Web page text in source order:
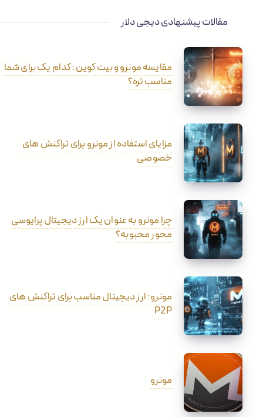
مقالات پیشنهادی دیجی دلار
مقایسه مونرو و بیت کوین: کدام یک برای شما
مناسب تره؟
مزایای استفاده از مونرو برای تراکنش های
خصوصی
چرا مونرو به عنوان یک ارز دیجیتال پرایوسی
محور محبوبه؟
مونرو: ارز دیجیتال مناسب برای تراکنش های
P2P
مونرو